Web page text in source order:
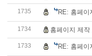
1735 RE: 홈페이
1734 홈페이지 제작
1733 RE: 홈페이